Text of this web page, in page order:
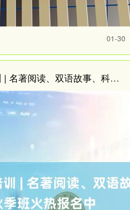
01-30
升鸿配资平台 益学培训 | 名著阅读、双语故事、科学探究秋季班火热报名中